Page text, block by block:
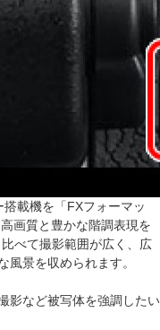
載機を「FXフォーマッ
画質と豊かな階調表現を
べて撮影範囲が広く、広
風景を収められます。
影など被写体を強調したい